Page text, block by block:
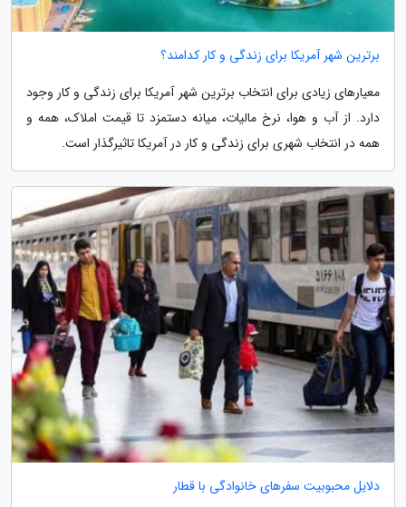
برترین شهر آمریکا برای زندگی و کار کدامند؟
معیارهای زیادی برای انتخاب برترین شهر آمریکا برای زندگی و کار وجود
دارد. از آب و هوا، نرخ مالیات، میانه دستمزد تا قیمت املاک، همه و
همه در انتخاب شهری برای زندگی و کار در آمریکا تاثیرگذار است.
دلایل محبوبیت سفرهای خانوادگی با قطار